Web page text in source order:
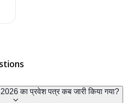
का प्रवेश पत्र कब जारी किया गया?